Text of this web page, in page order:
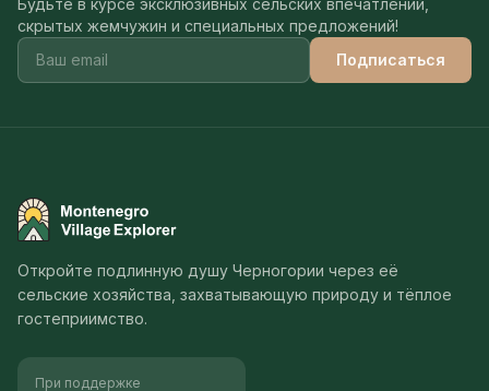
Будьте в курсе эксклюзивных сельских впечатлений,
скрытых жемчужин и специальных предложений!
Подписаться
Montenegro Village Explorer
Откройте подлинную душу Черногории через её
сельские хозяйства, захватывающую природу и тёплое
гостеприимство.
При поддержке